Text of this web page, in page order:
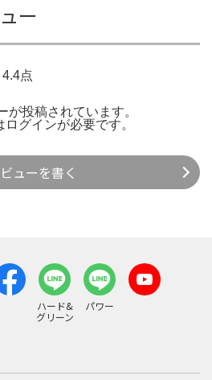
ー
4.4点
が投稿されています。
ログインが必要です。
ューを書く
ハード&
グリーン
パワー